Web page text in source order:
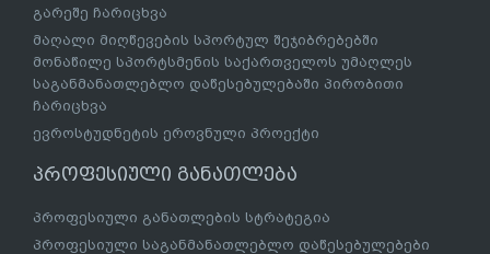
გარეშე ჩარიცხვა
მაღალი მიღწევების სპორტულ შეჯიბრებებში
მონაწილე სპორტსმენის საქართველოს უმაღლეს
საგანმანათლებლო დაწესებულებაში პირობითი
ჩარიცხვა
ევროსტუდნეტის ეროვნული პროექტი
პროფესიული განათლება
პროფესიული განათლების სტრატეგია
პროფესიული საგანმანათლებლო დაწესებულებები